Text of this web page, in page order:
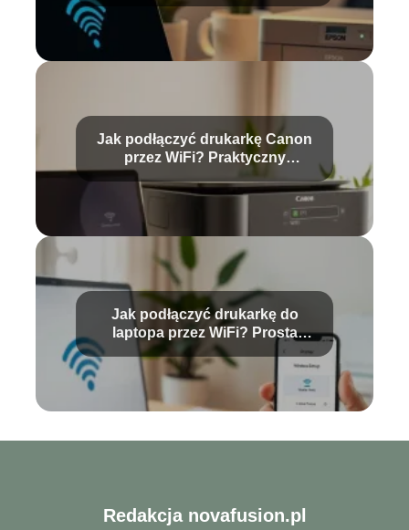
Jak podłączyć drukarkę Canon
przez WiFi? Praktyczny
Jak podłączyć drukarkę do
laptopa przez WiFi? Prosta
instrukcja
Redakcja novafusion.pl